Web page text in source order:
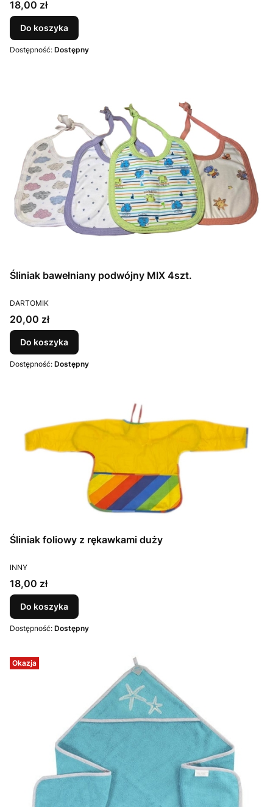
Cena
18,00 zł
Do koszyka
Dostępność: Dostępny
Śliniak bawełniany podwójny MIX 4szt.
PRODUCENT
DARTOMIK
Cena
20,00 zł
Do koszyka
Dostępność: Dostępny
Śliniak foliowy z rękawkami duży
PRODUCENT
INNY
Cena
18,00 zł
Do koszyka
Dostępność: Dostępny
Okazja